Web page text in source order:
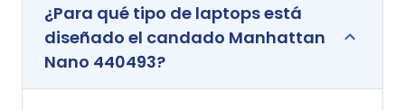
¿Para qué tipo de laptops está
diseñado el candado Manhattan
Nano 440493?